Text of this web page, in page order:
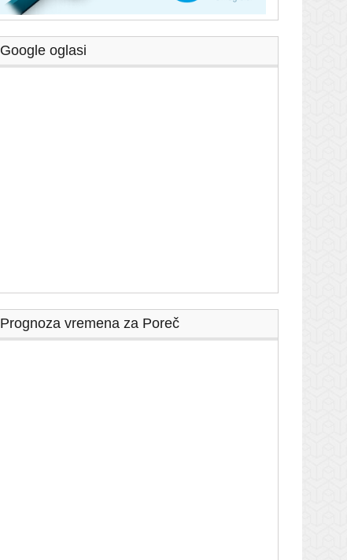
Google oglasi
Prognoza vremena za Poreč